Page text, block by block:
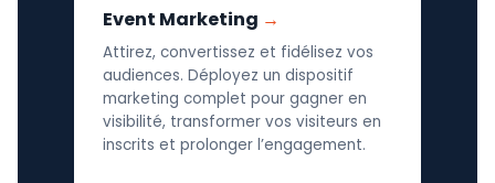
Event Marketing
Attirez, convertissez et fidélisez vos
audiences. Déployez un dispositif
marketing complet pour gagner en
visibilité, transformer vos visiteurs en
inscrits et prolonger l’engagement.